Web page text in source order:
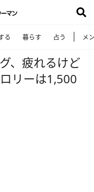
る 暮らす 占う メ
、疲れるけど
リーは1,500